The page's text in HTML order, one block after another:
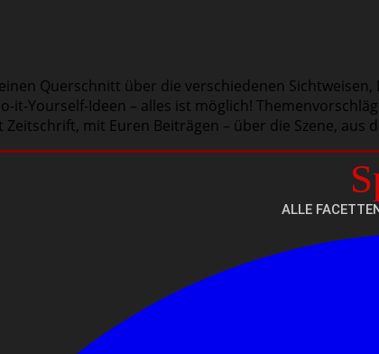
Querschnitt über die verschiedenen
it-Yourself-Ideen – alles ist möglich!
Zeitschrift, mit Euren Beiträgen – über die Szene, aus
ALLE